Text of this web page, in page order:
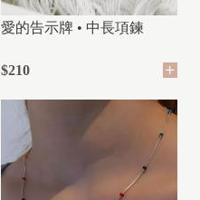
愛的告示牌 • 中長項鍊
$210